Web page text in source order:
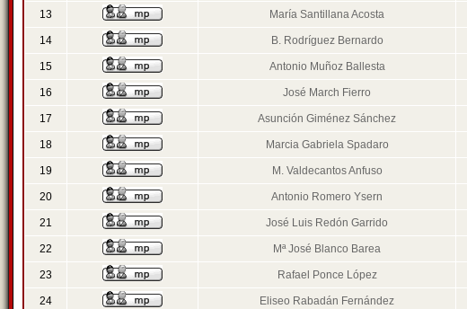
13 María Santillana Acosta
14 B. Rodríguez Bernardo
15 Antonio Muñoz Ballesta
16 José March Fierro
17 Asunción Giménez Sánchez
18 Marcia Gabriela Spadaro
19 M. Valdecantos Anfuso
20 Antonio Romero Ysern
21 José Luis Redón Garrido
22 Mª José Blanco Barea
23 Rafael Ponce López
24 Eliseo Rabadán Fernández